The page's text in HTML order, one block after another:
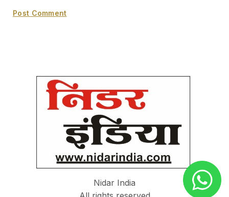
Nidar India